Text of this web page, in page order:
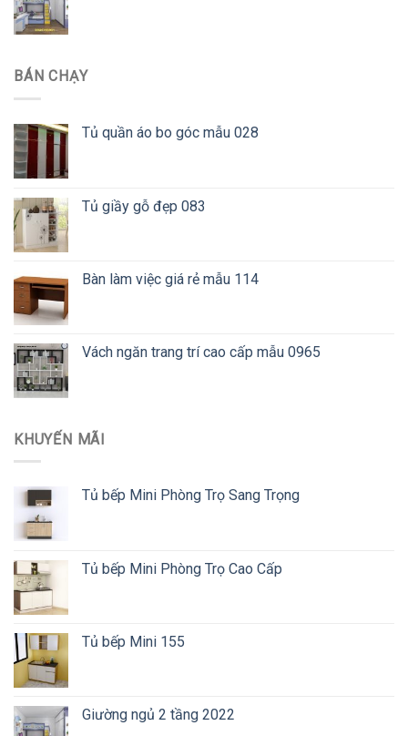
BÁN CHẠY
Tủ quần áo bo góc mẫu 028
Tủ giầy gỗ đẹp 083
Bàn làm việc giá rẻ mẫu 114
Vách ngăn trang trí cao cấp mẫu 0965
KHUYẾN MÃI
Tủ bếp Mini Phòng Trọ Sang Trọng
Tủ bếp Mini Phòng Trọ Cao Cấp
Tủ bếp Mini 155
Giường ngủ 2 tầng 2022